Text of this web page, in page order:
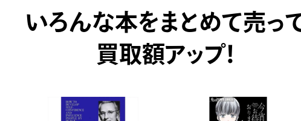
いろんな本をまとめて売っ
買取額アップ！